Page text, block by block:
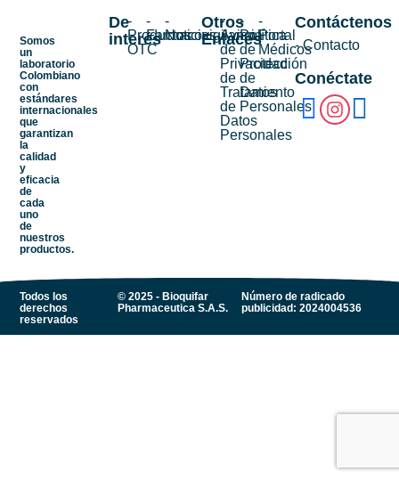
Somos
un
laboratorio
Colombiano
con
estándares
internacionales
que
garantizan
la
calidad
y
eficacia
de
cada
uno
de
nuestros
productos.
De
interés
-
Productos
OTC
-
Farmacovigilancia
-
Noticias
Otros
Enlaces
-
Aviso
de
Privacidad
de
Tratamiento
de
Datos
Personales
-
Política
de
Protección
de
Datos
Personales
-
Portal
Médicos
Contáctenos
- Contacto
Conéctate
Todos los
derechos
reservados
© 2025 - Bioquifar
Pharmaceutica S.A.S.
Número de radicado
publicidad: 2024004536